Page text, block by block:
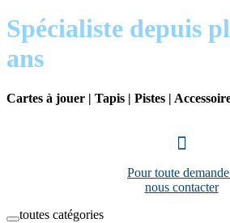
Spécialiste depuis
ans
Cartes à jouer | Tapis | Pistes |
Pour toute
nous contacter
toutes catégories